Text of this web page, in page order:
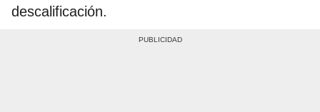
descalificación.